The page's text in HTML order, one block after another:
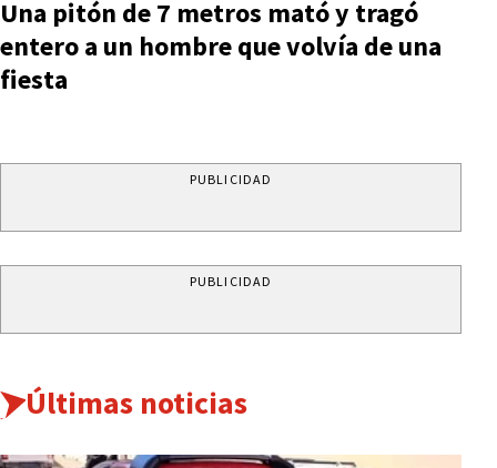
Una pitón de 7 metros mató y tragó
entero a un hombre que volvía de una
fiesta
PUBLICIDAD
PUBLICIDAD
Últimas noticias